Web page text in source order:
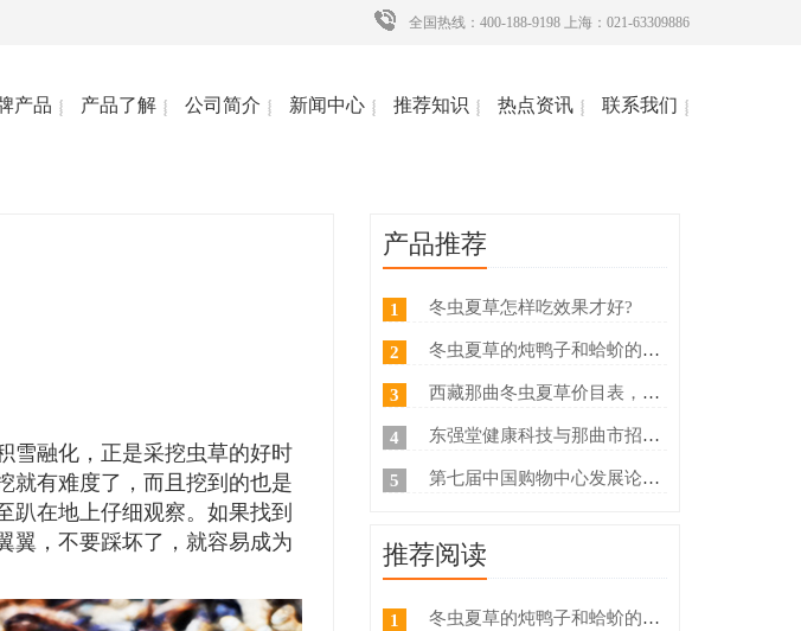
全国热线：400-188-9198 上海：021-63309886
产品 产品了解 公司简介 新闻中心 推荐知识 热点资讯 联系我们
雪融化，正是采挖虫草的好时
就有难度了，而且挖到的也是
趴在地上仔细观察。如果找到
翼，不要踩坏了，就容易成为
产品推荐
1 冬虫夏草怎样吃效果才好?
2 冬虫夏草的炖鸭子和蛤蚧的方法
3 西藏那曲冬虫夏草价目表，冬虫夏草如何分等级 ？什么价
4 东强堂健康科技与那曲市招商局达成战略合作
5 第七届中国购物中心发展论坛在上海浦东国际会议中心成功举办
推荐阅读
1 冬虫夏草的炖鸭子和蛤蚧的方法